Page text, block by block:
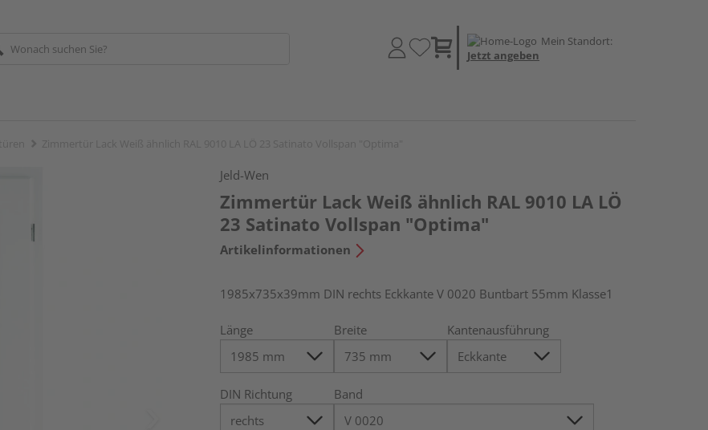
Mein Standort:
Jetzt angeben
Jeld-Wen
Zimmertür Lack Weiß ähnlich RAL 9010 LA LÖ
23 Satinato Vollspan "Optima"
Artikelinformationen
1985x735x39mm DIN rechts Eckkante V 0020 Buntbart 55mm Klasse1
Länge Breite Kantenausführung
DIN Richtung Band